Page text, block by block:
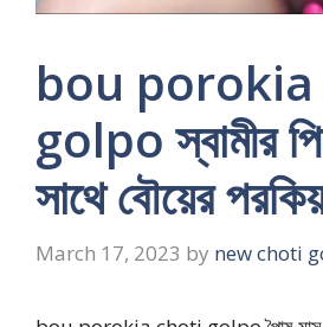
bou
golpo স্বামীর
সাথে বৌয়ের
March 17, 2023 by new choti